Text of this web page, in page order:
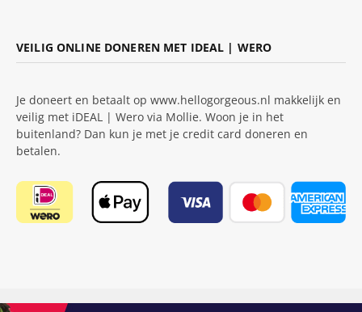
VEILIG ONLINE DONEREN MET IDEAL | WERO
Je doneert en betaalt op www.hellogorgeous.nl makkelijk en
veilig met iDEAL | Wero via Mollie. Woon je in het
buitenland? Dan kun je met je credit card doneren en
betalen.